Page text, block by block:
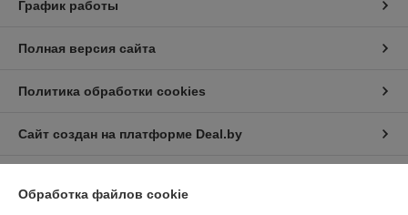
График работы
Полная версия сайта
Политика обработки cookies
Сайт создан на платформе Deal.by
Обработка файлов cookie